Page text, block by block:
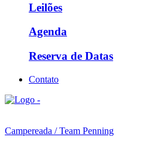
Leilões
Agenda
Reserva de Datas
Contato
Campereada / Team Penning